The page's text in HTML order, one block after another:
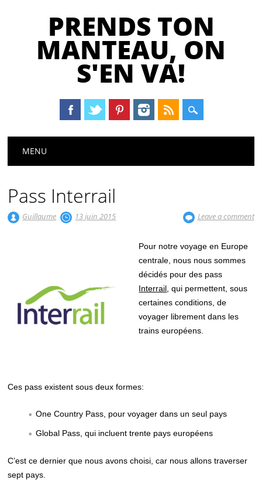
PRENDS TON
MANTEAU, ON
S'EN VA!
Main menu
MENU
Pass Interrail
Guillaume 13 juin 2015 Leave a comment
Pour notre voyage en Europe
centrale, nous nous sommes
décidés pour des pass
Interrail , qui permettent, sous
certaines conditions, de
voyager librement dans les
trains européens.
Ces pass existent sous deux formes:
One Country Pass, pour voyager dans un seul pays
Global Pass, qui incluent trente pays européens
C’est ce dernier que nous avons choisi, car nous allons traverser
sept pays.